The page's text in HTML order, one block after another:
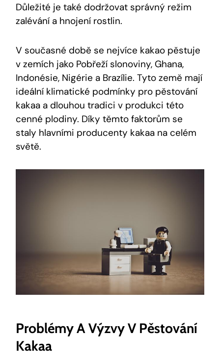
Důležité je také dodržovat správný režim
zalévání a hnojení rostlin.
V současné době se nejvíce kakao pěstuje
v zemích jako Pobřeží slonoviny, Ghana,
Indonésie, Nigérie a Brazílie. Tyto země mají
ideální klimatické podmínky pro pěstování
kakaa a dlouhou tradici v produkci této
cenné plodiny. Díky těmto faktorům se
staly hlavními producenty kakaa na celém
světě.
Problémy A Výzvy V Pěstování
Kakaa